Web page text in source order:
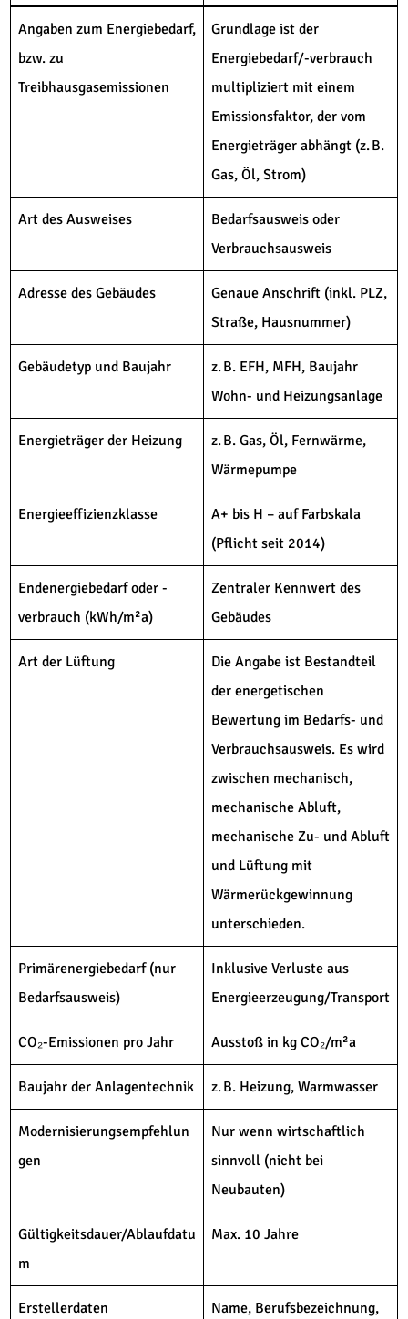
Angaben zum Energiebedarf,
bzw. zu
Treibhausgasemissionen
Grundlage ist der
Energiebedarf/-verbrauch
multipliziert mit einem
Emissionsfaktor, der vom
Energieträger abhängt (z. B.
Gas, Öl, Strom)
Art des Ausweises
Bedarfsausweis oder
Verbrauchsausweis
Adresse des Gebäudes
Genaue Anschrift (inkl. PLZ,
Straße, Hausnummer)
Gebäudetyp und Baujahr
z. B. EFH, MFH, Baujahr
Wohn- und Heizungsanlage
Energieträger der Heizung
z. B. Gas, Öl, Fernwärme,
Wärmepumpe
Energieeffizienzklasse
A+ bis H – auf Farbskala
(Pflicht seit 2014)
Endenergiebedarf oder -
verbrauch (kWh/m²a)
Zentraler Kennwert des
Gebäudes
Art der Lüftung
Die Angabe ist Bestandteil
der energetischen
Bewertung im Bedarfs- und
Verbrauchsausweis. Es wird
zwischen mechanisch,
mechanische Abluft,
mechanische Zu- und Abluft
und Lüftung mit
Wärmerückgewinnung
unterschieden.
Primärenergiebedarf (nur
Bedarfsausweis)
Inklusive Verluste aus
Energieerzeugung/Transport
CO₂-Emissionen pro Jahr Ausstoß in kg CO₂/m²a
Baujahr der Anlagentechnik z. B. Heizung, Warmwasser
Modernisierungsempfehlun
gen
Nur wenn wirtschaftlich
sinnvoll (nicht bei
Neubauten)
Gültigkeitsdauer/Ablaufdatu
m
Max. 10 Jahre
Erstellerdaten
Name, Berufsbezeichnung,